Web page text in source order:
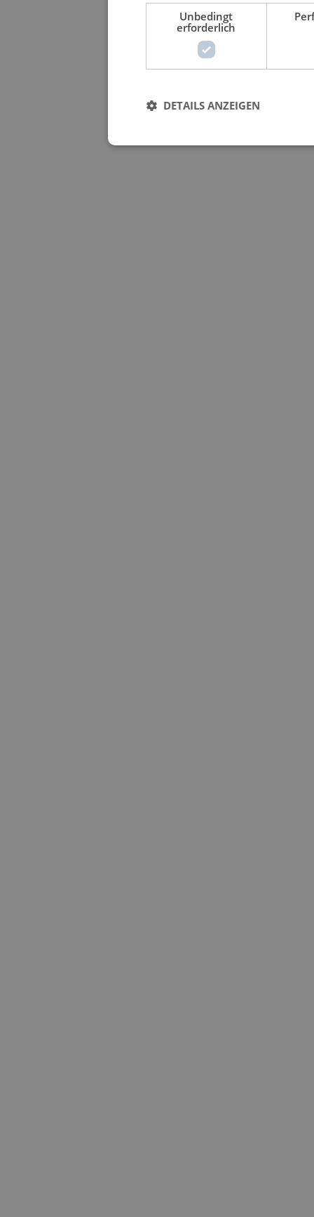
Unbedingt
erforderlich
DETAILS ANZEIGEN